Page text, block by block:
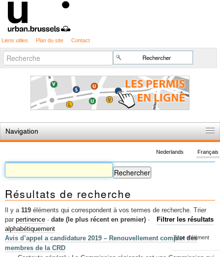
Liens utiles Plan du site Contact
Chercher par
Recherche
avancée…
Navigation
Règles du jeu
Permis d'urbanisme
Cartographie
Etudes et publications
Mots-clés
Renseignements urbanistiques
Français
Nederlands
Résultats de recherche
Il y a 119 éléments qui correspondent à vos termes de recherche.
Filtrer les résultats
Type d'élément
Trier
par pertinence · date (le plus récent en premier) ·
alphabétiquement
Avis d’appel a candidature 2019 – Renouvellement complet des
membres de la CRD